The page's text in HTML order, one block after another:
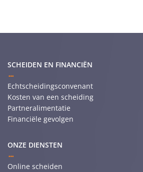
SCHEIDEN EN FINANCIËN
Echtscheidingsconvenant
Kosten van een scheiding
Partneralimentatie
Financiële gevolgen
ONZE DIENSTEN
Online scheiden